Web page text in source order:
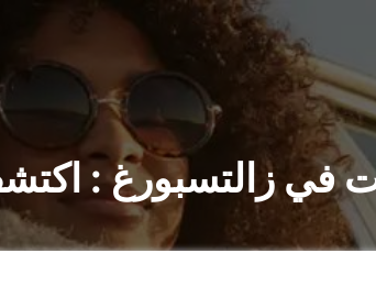
في زالتسبورغ :